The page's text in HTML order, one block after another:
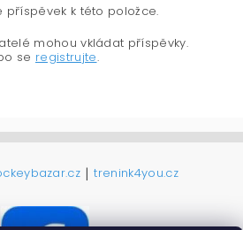
příspěvek k této položce.
mohou vkládat příspěvky.
se registrujte.
| trenink4you.cz